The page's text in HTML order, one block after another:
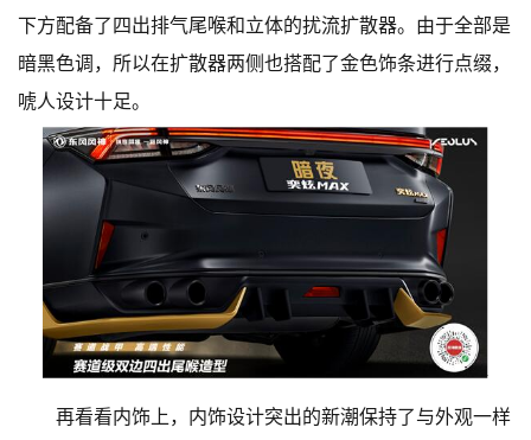
下方配备了四出排气尾喉和立体的扰流扩散器。由于全部是
暗黑色调，所以在扩散器两侧也搭配了金色饰条进行点缀，
唬人设计十足。
再看看内饰上，内饰设计突出的新潮保持了与外观一样